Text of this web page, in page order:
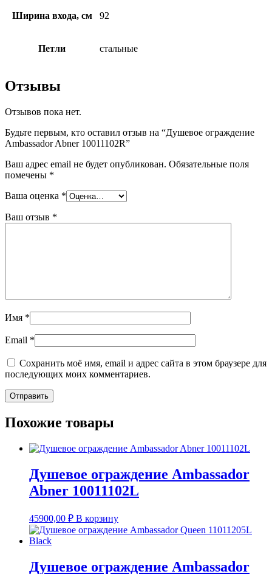
Ширина входа, см 92
Петли стальные
Отзывы
Отзывов пока нет.
Будьте первым, кто оставил отзыв на “Душевое ограждение
Ambassador Abner 10011102R”
Ваш адрес email не будет опубликован. Обязательные поля
помечены *
Ваша оценка *
Ваш отзыв *
Имя *
Email *
Сохранить моё имя, email и адрес сайта в этом браузере для
последующих моих комментариев.
Похожие товары
Душевое ограждение Ambassador
Abner 10011102L
45900,00 ₽ В корзину
Душевое ограждение Ambassador